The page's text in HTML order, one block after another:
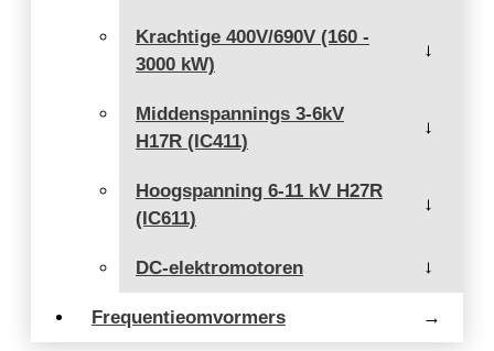
Krachtige 400V/690V (160 -
3000 kW)
→
Middenspannings 3-6kV
H17R (IC411)
→
Hoogspanning 6-11 kV H27R
(IC611)
→
DC-elektromotoren →
Frequentieomvormers →